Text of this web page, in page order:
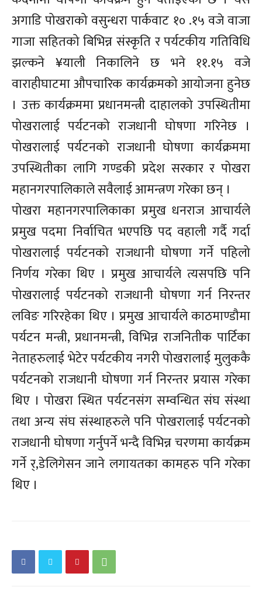
अगाडि पोखराको वसुन्धरा पार्कवाट १० .१५ वजे वाजा
गाजा सहितको बिभिन्न संस्कृति र पर्यटकीय गतिविधि
झल्कने ¥याली निकालिने छ भने ११.१५ वजे
वाराहीघाटमा औपचारिक कार्यक्रमको आयोजना हुनेछ
। उक्त कार्यक्रममा प्रधानमन्त्री दाहालको उपस्थितीमा
पोखरालाई पर्यटनको राजधानी घोषणा गरिनेछ ।
पोखरालाई पर्यटनको राजधानी घोषणा कार्यक्रममा
उपस्थितीका लागि गण्डकी प्रदेश सरकार र पोखरा
महानगरपालिकाले सवैलाई आमन्त्रण गरेका छन् ।
पोखरा महानगरपालिकाका प्रमुख धनराज आचार्यले
प्रमुख पदमा निर्वाचित भएपछि पद वहाली गर्दै गर्दा
पोखरालाई पर्यटनको राजधानी घोषणा गर्ने पहिलो
निर्णय गरेका थिए । प्रमुख आचार्यले त्यसपछि पनि
पोखरालाई पर्यटनको राजधानी घोषणा गर्न निरन्तर
लविङ गरिरहेका थिए । प्रमुख आचार्यले काठमाण्डौमा
पर्यटन मन्त्री, प्रधानमन्त्री, विभिन्न राजनितीक पार्टिका
नेताहरुलाई भेटेर पर्यटकीय नगरी पोखरालाई मुलुककै
पर्यटनको राजधानी घोषणा गर्न निरन्तर प्रयास गरेका
थिए । पोखरा स्थित पर्यटनसंग सम्वन्धित संघ संस्था
तथा अन्य संघ संस्थाहरुले पनि पोखरालाई पर्यटनको
राजधानी घोषणा गर्नुपर्ने भन्दै विभिन्न चरणमा कार्यक्रम
गर्ने र्,डेलिगेसन जाने लगायतका कामहरु पनि गरेका
थिए ।